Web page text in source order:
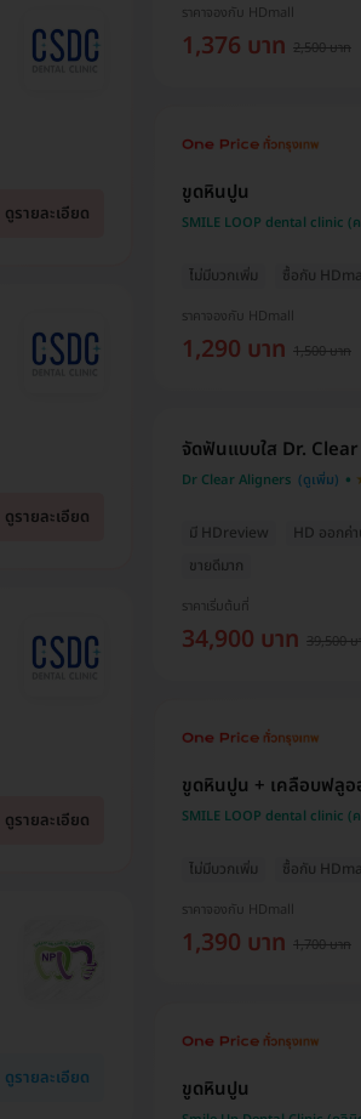
ดูรายละเอียด
ดูรายละเอียด
ดูรายละเอียด
ดูรายละเอียด
ราคาจองกับ HDmall
1,376 บาท 2,500 บาท
ไม่มีบวกเพิ่ม ซื้อกับ
ขูดหินปูน
SMILE LOOP dental clinic
ราคาจองกับ HDmall
1,290 บาท 1,500 บาท
มี HDreview
HD ออกค่
ขายดีมาก
จัดฟันแบบใส Dr.
Dr Clear Aligners
ราคาเริ่มต้นที่
34,900 บาท 39,500 บ
ไม่มีบวกเพิ่ม ซื้อกับ
ขูดหินปูน + เคลือบฟลูอ
SMILE LOOP dental clinic
ราคาจองกับ HDmall
1,390 บาท 1,700 บาท
ขูดหินปูน